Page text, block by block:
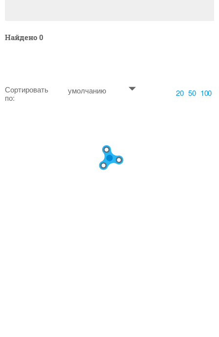
Найдено 0
Сортировать
по:
умолчанию 20 50 100